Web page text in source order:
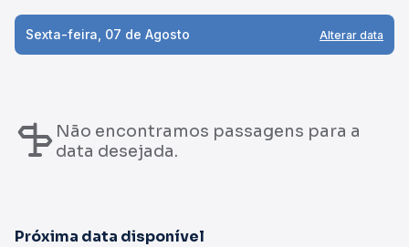
Sexta-feira, 07 de Agosto Alterar data
Não encontramos passagens para a
data desejada.
Próxima data disponível